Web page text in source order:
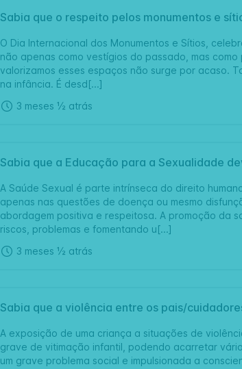
Sabia que o respeito pelos monumentos e
O Dia Internacional dos Monumentos e Sítios,
não apenas como vestígios do passado, mas
valorizamos esses espaços não surge por acaso.
na infância. É desd[...]
3 meses ½ atrás
Sabia que a Educação para a Sexualidade
A Saúde Sexual é parte intrínseca do direito
apenas nas questões de doença ou mesmo
abordagem positiva e respeitosa. A promoção da
riscos, problemas e fomentando u[...]
3 meses ½ atrás
Sabia que a violência entre os pais/
A exposição de uma criança a situações de
grave de vitimação infantil, podendo acarretar
um grave problema social e impulsionada a